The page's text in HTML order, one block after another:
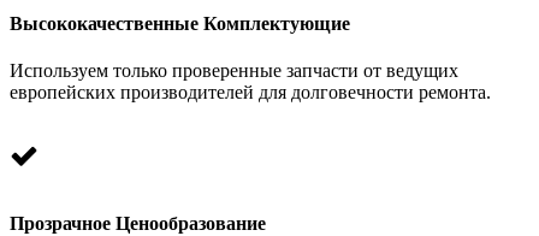
Высококачественные Комплектующие
Используем только проверенные запчасти от ведущих
европейских производителей для долговечности ремонта.
Прозрачное Ценообразование